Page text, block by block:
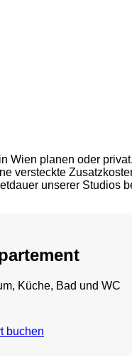
Wien planen oder
versteckte
unserer Studios
Küche, Bad und WC
buchen